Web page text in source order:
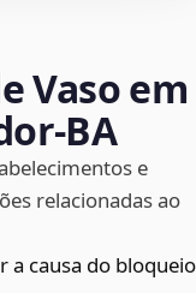
Vaso em
e
relacionadas ao
a causa do bloqueio